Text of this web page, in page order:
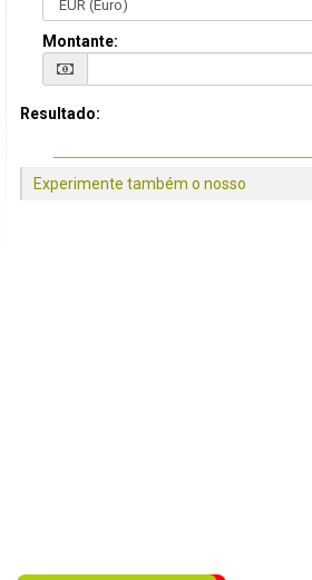
Montante:
Resultado:
Experimente também o nosso